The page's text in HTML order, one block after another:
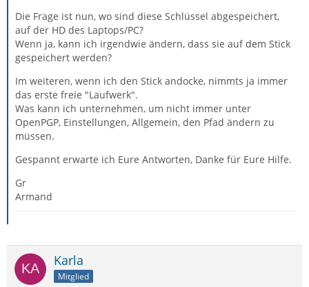
Die Frage ist nun, wo sind diese Schlüssel abgespeichert,
auf der HD des Laptops/PC?
Wenn ja, kann ich irgendwie ändern, dass sie auf dem Stick
gespeichert werden?
Im weiteren, wenn ich den Stick andocke, nimmts ja immer
das erste freie "Laufwerk".
Was kann ich unternehmen, um nicht immer unter
OpenPGP, Einstellungen, Allgemein, den Pfad ändern zu
müssen.
Gespannt erwarte ich Eure Antworten, Danke für Eure Hilfe.
Gr
Armand
Karla
Mitglied